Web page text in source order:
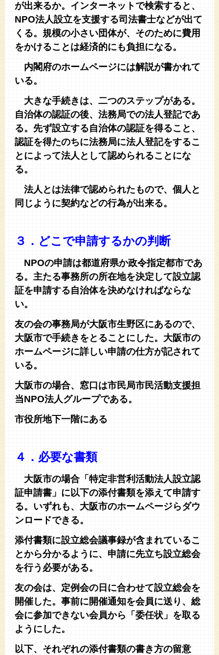
が出来るか。インターネットで検索すると、
NPO法人設立を支援する司法書士などが出て
くる。規模の小さい団体が、そのために費用
をかけることは経済的にも負担になる。
内閣府のホームページには解説が書かれて
いる。
大きな手続きは、二つのステップがある。
自治体の認証の後、法務局での法人登記であ
る。先ず設立する自治体の認証を得ること、
認証を得たのちに法務局に法人登記をするこ
とによって法人として認められることにな
る。
法人とは法律で認められたもので、個人と
同じように契約などの行為が出来る。
３． どこで申請するかの判断
NPOの申請は都道府県か政令指定都市であ
る。主たる事務所の所在地を決定して設立認
証を申請する自治体を決めなければならな
い。
友の会の事務局が大阪市生野区にあるので、
大阪市で手続きをとることにした。大阪市の
ホームページに詳しい申請の仕方が記されて
いる。
大阪市の場合、窓口は市民局市民活動支援担
当NPO法人グループである。
市役所地下一階にある
４．必要な書類
大阪市の場合「特定非営利活動法人設立認
証申請書」に以下の添付書類を添えて申請す
る。いずれも、大阪市のホームページらダウ
ンロードできる。
添付書類に設立総会議事録が含まれているこ
とから分かるように、申請に先立ち設立総会
を行う必要がある。
友の会は、定例会の日に合わせて設立総会を
開催した。事前に開催通知を会員に送り、総
会に参加できない会員から「委任状」を取る
ようにした。
以下、それぞれの添付書類の書き方の留意